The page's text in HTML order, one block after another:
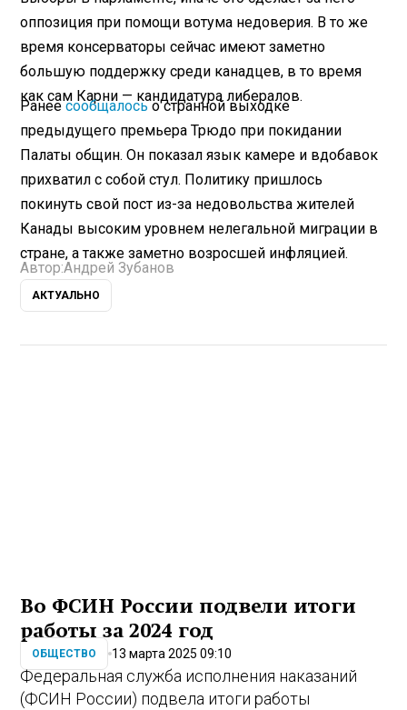
оппозиция при помощи вотума недоверия. В то же
время консерваторы сейчас имеют заметно
большую поддержку среди канадцев, в то время
как сам Карни — кандидатура либералов.
Ранеесообщалосьо странной выходке
предыдущего премьера Трюдо при покидании
Палаты общин. Он показал язык камере и вдобавок
прихватил с собой стул. Политику пришлось
покинуть свой пост из-за недовольства жителей
Канады высоким уровнем нелегальной миграции в
стране, а также заметно возросшей инфляцией.
Автор:Андрей Зубанов
АКТУАЛЬНО
Во ФСИН России подвели итоги
работы за 2024 год
ОБЩЕСТВО 13 марта 2025 09:10
Федеральная служба исполнения наказаний
(ФСИН России) подвела итоги работы